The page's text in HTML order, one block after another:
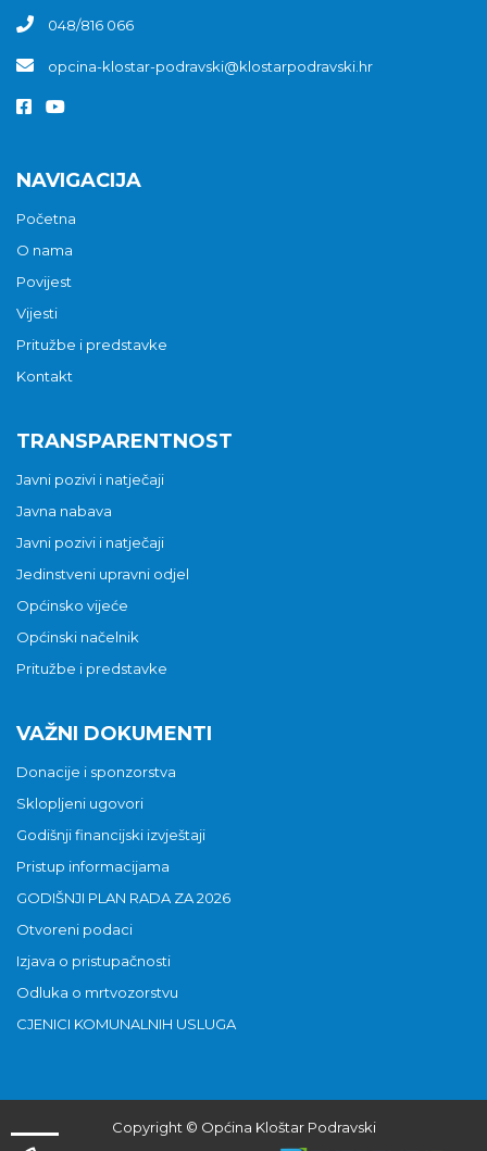
048/816 066
opcina-klostar-podravski@klostarpodravski.hr
NAVIGACIJA
Početna
O nama
Povijest
Vijesti
Pritužbe i predstavke
Kontakt
TRANSPARENTNOST
Javni pozivi i natječaji
Javna nabava
Javni pozivi i natječaji
Jedinstveni upravni odjel
Općinsko vijeće
Općinski načelnik
Pritužbe i predstavke
VAŽNI DOKUMENTI
Donacije i sponzorstva
Sklopljeni ugovori
Godišnji financijski izvještaji
Pristup informacijama
GODIŠNJI PLAN RADA ZA 2026
Otvoreni podaci
Izjava o pristupačnosti
Odluka o mrtvozorstvu
CJENICI KOMUNALNIH USLUGA
Copyright © Općina Kloštar Podravski